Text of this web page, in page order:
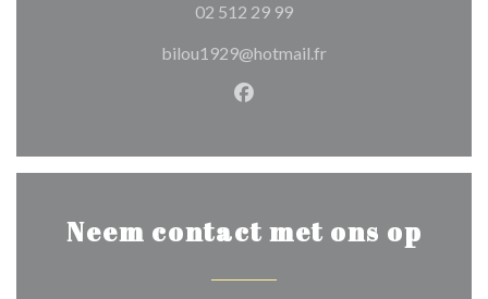
02 512 29 99
bilou1929@hotmail.fr
Facebook ((opent in een
Neem contact met ons op